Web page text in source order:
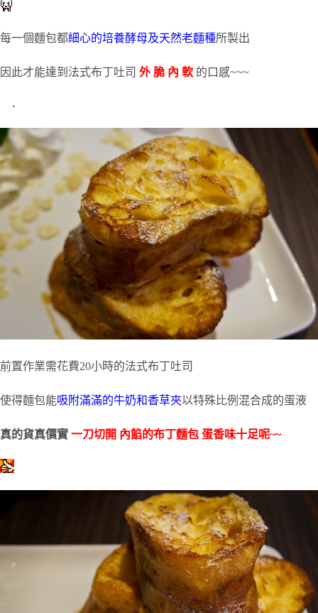
每一個麵包都細心的培養酵母及天然老麵種所製出
因此才能達到法式布丁吐司 外 脆 內 軟 的口感~~~
前置作業需花費20小時的法式布丁吐司
使得麵包能吸附滿滿的牛奶和香草夾以特殊比例混合成的蛋液
真的貨真價實 一刀切開 內餡的布丁麵包 蛋香味十足呢~~